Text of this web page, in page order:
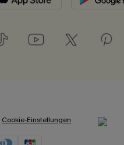
Cookie-Einstellungen